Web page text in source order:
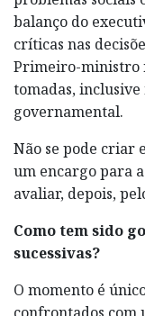
balanço do
críticas nas
Primeiro-ministro
tomadas,
governamental.
Não se pode criar
um encargo para
avaliar, depois,
Como tem sido
sucessivas?
O momento é